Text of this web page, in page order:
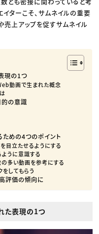
ターこそ、サムネイルの重要
売上アップを促すサムネイル
現の1つ
動画で生まれた概念
的の意識
めの4つのポイント
目立たせるようにする
ように意識する
の多い動画を参考にする
をしてもらう
評価の傾向に
た表現の1つ